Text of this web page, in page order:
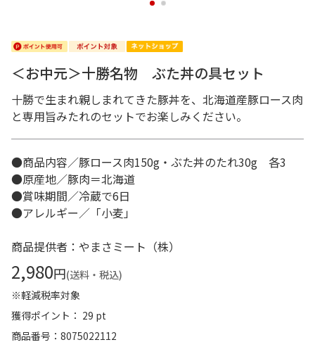
1 2
＜お中元＞十勝名物 ぶた丼の具セット
十勝で生まれ親しまれてきた豚丼を、北海道産豚ロース肉
と専用旨みたれのセットでお楽しみください。
●商品内容／豚ロース肉150g・ぶた丼のたれ30g 各3
●原産地／豚肉＝北海道
●賞味期間／冷蔵で6日
●アレルギー／「小麦」
商品提供者：やまさミート（株）
2,980円(送料・税込)
※軽減税率対象
獲得ポイント： 29 pt
商品番号
8075022112